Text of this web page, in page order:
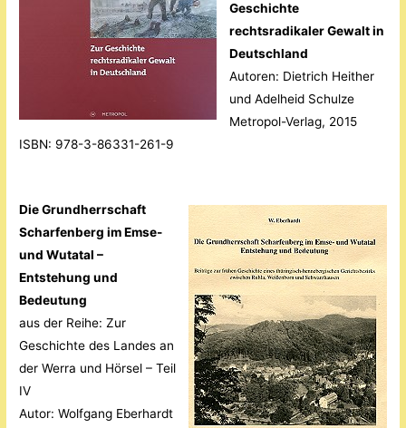
Geschichte
rechtsradikaler Gewalt in
Deutschland
Autoren: Dietrich Heither
und Adelheid Schulze
Metropol-Verlag, 2015
ISBN: 978-3-86331-261-9
Die Grundherrschaft
Scharfenberg im Emse-
und Wutatal –
Entstehung und
Bedeutung
aus der Reihe: Zur
Geschichte des Landes an
der Werra und Hörsel – Teil
IV
Autor: Wolfgang Eberhardt